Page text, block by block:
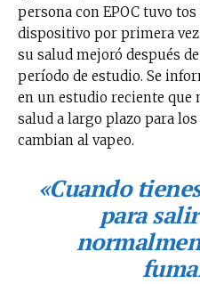
persona con EPOC tuvo
dispositivo por primera
su salud mejoró después
período de estudio. Se
en un estudio reciente que
salud a largo plazo para
cambian al vapeo.
«Cuando
para